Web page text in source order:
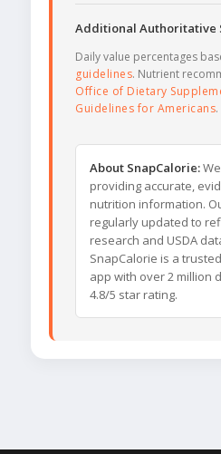
Additional Authoritative
Daily value percentages
guidelines. Nutrient
Office of Dietary
Guidelines for Americans.
About SnapCalorie:
providing accurate,
nutrition information.
regularly updated to
research and USDA
SnapCalorie is a
app with over 2 million
4.8/5 star rating.